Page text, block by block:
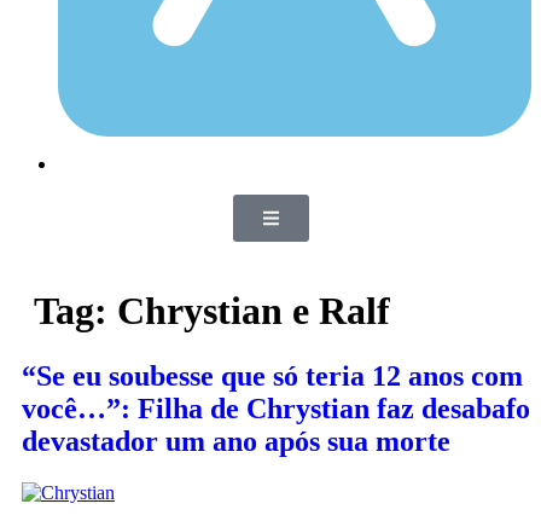
Tag: Chrystian e Ralf
“Se eu soubesse que só teria 12 anos com
você…”: Filha de Chrystian faz desabafo
devastador um ano após sua morte